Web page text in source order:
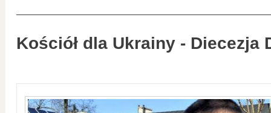
Kościół dla Ukrainy - Diecezja